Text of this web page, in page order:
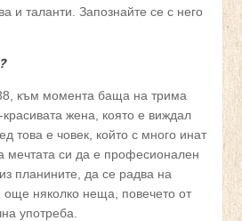
и таланти. Запознайте се с него
към момента баща на трима
жена, която е виждал
това е човек, който с много инат
мечтата си да е професионален
планините, да се радва на
още няколко неща, повечето от
употреба.